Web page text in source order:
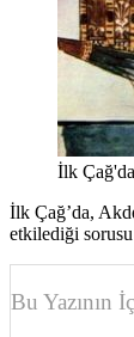
İlk
İlk Çağ’da,
etkilediği
Bu Yazının